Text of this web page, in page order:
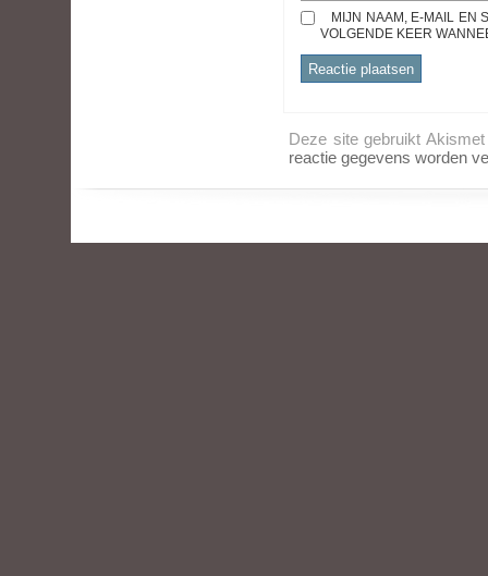
MIJN NAAM, E-MAIL EN
VOLGENDE KEER
Deze site gebruikt
reactie gegevens worden